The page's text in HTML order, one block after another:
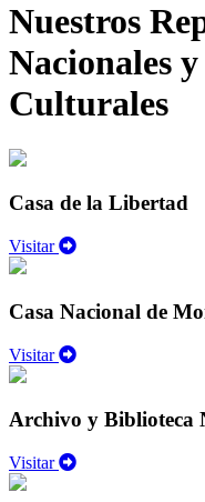
Nuestros
Nacionales
Culturales
Casa de la Libertad
Visitar
Casa Nacional de
Visitar
Archivo y Biblioteca
Visitar